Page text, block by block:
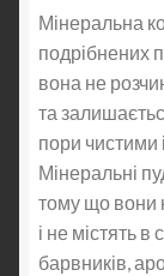
Мінеральна
подрібнених
вона не
та
пори чистими
Мінеральні
тому що вони
і не містять в
барвників,